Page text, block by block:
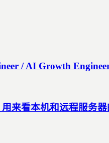
/ AI Growth
来看本机和远程服务器